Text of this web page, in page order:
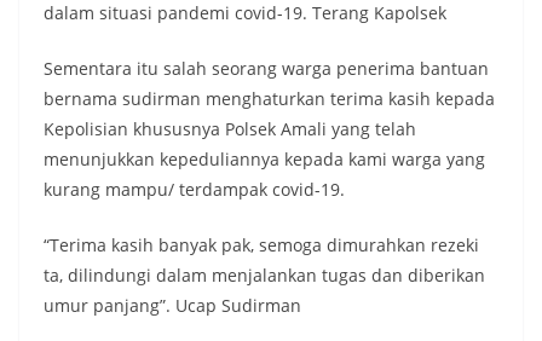
dalam situasi pandemi covid-19. Terang Kapolsek
Sementara itu salah seorang warga penerima bantuan
bernama sudirman menghaturkan terima kasih kepada
Kepolisian khususnya Polsek Amali yang telah
menunjukkan kepeduliannya kepada kami warga yang
kurang mampu/ terdampak covid-19.
“Terima kasih banyak pak, semoga dimurahkan rezeki
ta, dilindungi dalam menjalankan tugas dan diberikan
umur panjang”. Ucap Sudirman